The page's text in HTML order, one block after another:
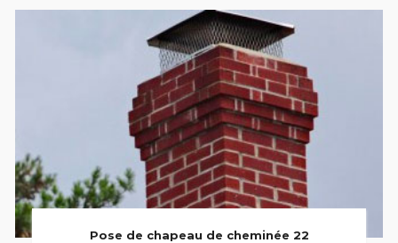
Pose de chapeau de cheminée 22